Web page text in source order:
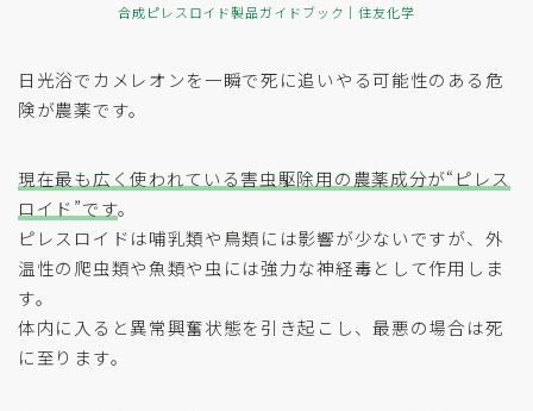
合成ピレスロイド製品ガイドブック｜住友化学
日光浴でカメレオンを一瞬で死に追いやる可能性のある危
険が農薬です。
現在最も広く使われている害虫駆除用の農薬成分が“ピレス
ロイド”です。
ピレスロイドは哺乳類や鳥類には影響が少ないですが、外
温性の爬虫類や魚類や虫には強力な神経毒として作用しま
す。
体内に入ると異常興奮状態を引き起こし、最悪の場合は死
に至ります。